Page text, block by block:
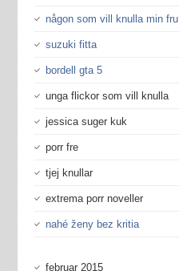
någon som vill knulla min fru
suzuki fitta
bordell gta 5
unga flickor som vill knulla
jessica suger kuk
porr fre
tjej knullar
extrema porr noveller
nahé ženy bez kritia
februar 2015